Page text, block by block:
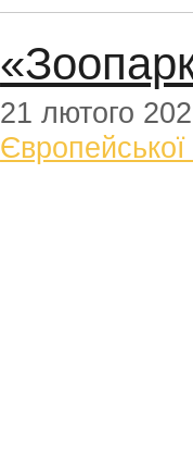
21 лютого
Європейської